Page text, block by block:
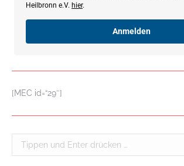
Heilbronn e.V. hier.
Anmelden
[MEC id=“29″]
Search: